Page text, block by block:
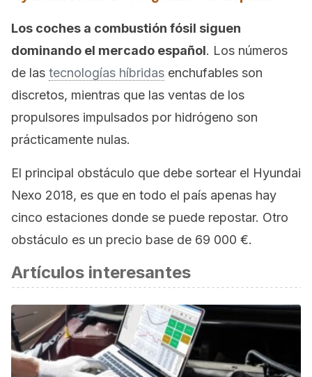
Los coches a combustión fósil siguen
dominando el mercado español. Los números
de las tecnologías híbridas enchufables son
discretos, mientras que las ventas de los
propulsores impulsados por hidrógeno son
prácticamente nulas.
El principal obstáculo que debe sortear el Hyundai
Nexo 2018, es que en todo el país apenas hay
cinco estaciones donde se puede repostar. Otro
obstáculo es un precio base de 69 000 €.
Artículos interesantes